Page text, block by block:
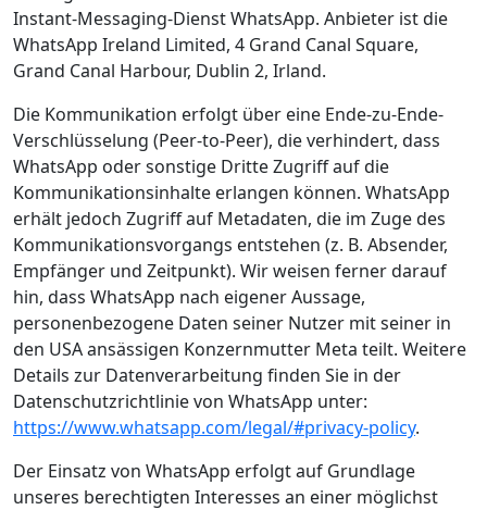
Instant-Messaging-Dienst WhatsApp. Anbieter ist die
WhatsApp Ireland Limited, 4 Grand Canal Square,
Grand Canal Harbour, Dublin 2, Irland.
Die Kommunikation erfolgt über eine Ende-zu-Ende-
Verschlüsselung (Peer-to-Peer), die verhindert, dass
WhatsApp oder sonstige Dritte Zugriff auf die
Kommunikationsinhalte erlangen können. WhatsApp
erhält jedoch Zugriff auf Metadaten, die im Zuge des
Kommunikationsvorgangs entstehen (z. B. Absender,
Empfänger und Zeitpunkt). Wir weisen ferner darauf
hin, dass WhatsApp nach eigener Aussage,
personenbezogene Daten seiner Nutzer mit seiner in
den USA ansässigen Konzernmutter Meta teilt. Weitere
Details zur Datenverarbeitung finden Sie in der
Datenschutzrichtlinie von WhatsApp unter:
https://www.whatsapp.com/legal/#privacy-policy.
Der Einsatz von WhatsApp erfolgt auf Grundlage
unseres berechtigten Interesses an einer möglichst